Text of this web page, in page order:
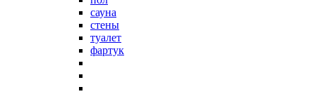
сауна
стены
туалет
фартук